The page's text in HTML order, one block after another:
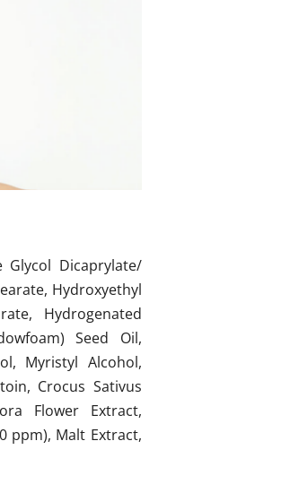
Glycol Dicaprylate/
Hydroxyethyl
Hydrogenated
Seed Oil,
Myristyl Alcohol,
Crocus Sativus
Flower Extract,
ppm), Malt Extract,